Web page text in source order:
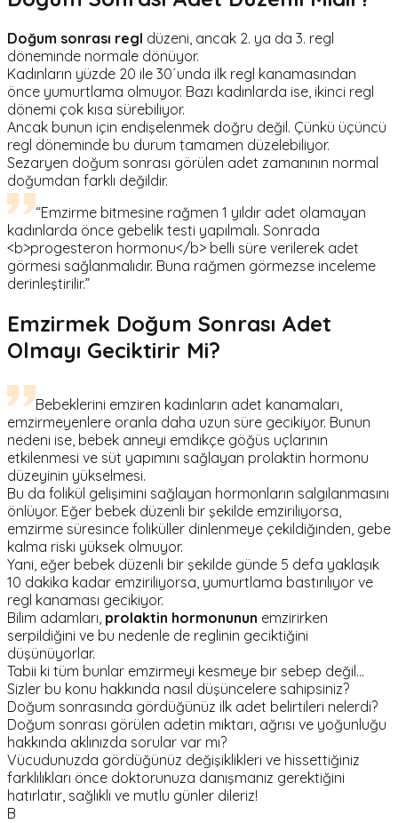
Doğum sonrası regl düzeni, ancak 2. ya da 3. regl
döneminde normale dönüyor.
Kadınların yüzde 20 ile 30´unda ilk regl kanamasından
önce yumurtlama olmuyor. Bazı kadınlarda ise, ikinci regl
dönemi çok kısa sürebiliyor.
Ancak bunun için endişelenmek doğru değil. Çünkü üçüncü
regl döneminde bu durum tamamen düzelebiliyor.
Sezaryen doğum sonrası görülen adet zamanının normal
doğumdan farklı değildir.
“Emzirme bitmesine rağmen 1 yıldır adet olamayan
kadınlarda önce gebelik testi yapılmalı. Sonrada
<b>progesteron hormonu</b> belli süre verilerek adet
görmesi sağlanmalıdır. Buna rağmen görmezse inceleme
derinleştirilir.”
Emzirmek Doğum Sonrası Adet
Olmayı Geciktirir Mi?
Bebeklerini emziren kadınların adet kanamaları,
emzirmeyenlere oranla daha uzun süre gecikiyor. Bunun
nedeni ise, bebek anneyi emdikçe göğüs uçlarının
etkilenmesi ve süt yapımını sağlayan prolaktin hormonu
düzeyinin yükselmesi.
Bu da folikül gelişimini sağlayan hormonların salgılanmasını
önlüyor. Eğer bebek düzenli bir şekilde emziriliyorsa,
emzirme süresince foliküller dinlenmeye çekildiğinden, gebe
kalma riski yüksek olmuyor.
Yani, eğer bebek düzenli bir şekilde günde 5 defa yaklaşık
10 dakika kadar emziriliyorsa, yumurtlama bastırılıyor ve
regl kanaması gecikiyor.
Bilim adamları, prolaktin hormonunun emzirirken
serpildiğini ve bu nedenle de reglinin geciktiğini
düşünüyorlar.
Tabii ki tüm bunlar emzirmeyi kesmeye bir sebep değil...
Sizler bu konu hakkında nasıl düşüncelere sahipsiniz?
Doğum sonrasında gördüğünüz ilk adet belirtileri nelerdi?
Doğum sonrası görülen adetin miktarı, ağrısı ve yoğunluğu
hakkında aklınızda sorular var mı?
Vücudunuzda gördüğünüz değişiklikleri ve hissettiğiniz
farklılıkları önce doktorunuza danışmanız gerektiğini
hatırlatır, sağlıklı ve mutlu günler dileriz!
B